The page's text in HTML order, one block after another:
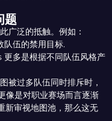
题
广泛的抵触。例如：
伍的禁用目标.
多是根据不同队伍风格产
被过多队伍同时排斥时，
像是对职业赛场而言逐渐
审视地图池，那么这无